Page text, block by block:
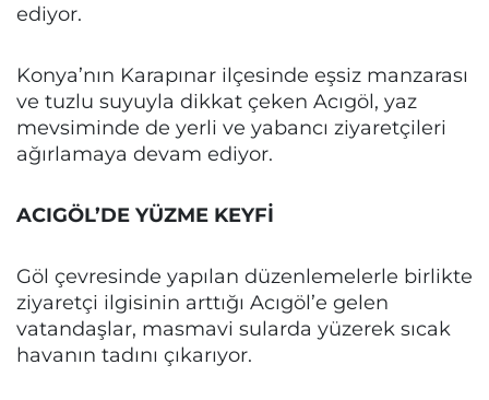
ediyor.
Konya’nın Karapınar ilçesinde eşsiz manzarası
ve tuzlu suyuyla dikkat çeken Acıgöl, yaz
mevsiminde de yerli ve yabancı ziyaretçileri
ağırlamaya devam ediyor.
ACIGÖL’DE YÜZME KEYFİ
Göl çevresinde yapılan düzenlemelerle birlikte
ziyaretçi ilgisinin arttığı Acıgöl’e gelen
vatandaşlar, masmavi sularda yüzerek sıcak
havanın tadını çıkarıyor.